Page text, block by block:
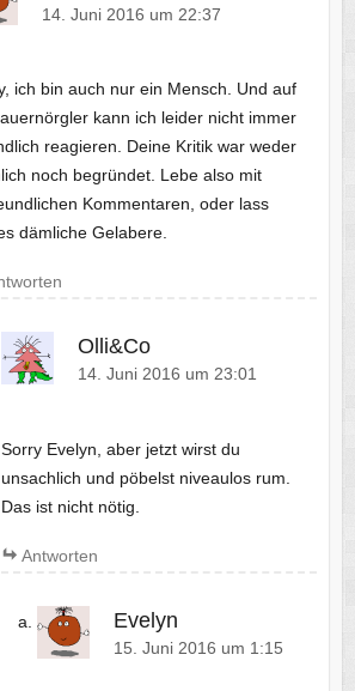
14. Juni 2016 um 22:37
ich bin auch nur ein Mensch. Und auf
kann ich leider nicht immer
reagieren. Deine Kritik war weder
noch begründet. Lebe also mit
Kommentaren, oder lass
dämliche Gelabere.
Olli&Co
14. Juni 2016 um 23:01
Sorry Evelyn, aber jetzt wirst du
unsachlich und pöbelst niveaulos rum.
Das ist nicht nötig.
Antworten
Evelyn
15. Juni 2016 um 1:15